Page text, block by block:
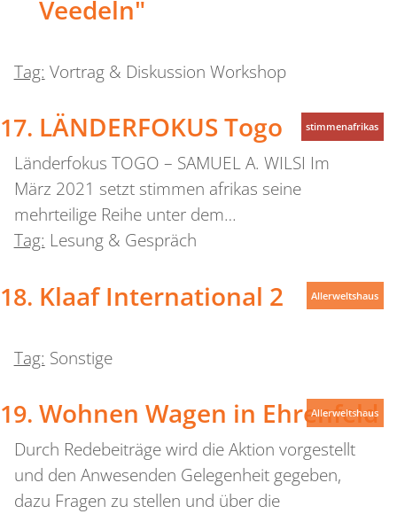
Veedeln"
Tag: Vortrag & Diskussion Workshop
LÄNDERFOKUS Togo
Länderfokus TOGO – SAMUEL A. WILSI Im
März 2021 setzt stimmen afrikas seine
mehrteilige Reihe unter dem…
Tag: Lesung & Gespräch
stimmenafrikas
Klaaf International 2
Tag: Sonstige
Allerweltshaus
Wohnen Wagen in Ehrenfeld
Durch Redebeiträge wird die Aktion vorgestellt
und den Anwesenden Gelegenheit gegeben,
dazu Fragen zu stellen und über die
Allerweltshaus